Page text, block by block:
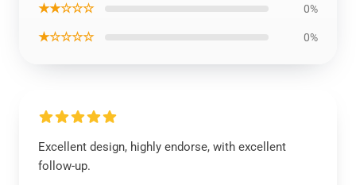
★★☆☆☆ 0%
★☆☆☆☆ 0%
Excellent design, highly endorse, with excellent
follow-up.